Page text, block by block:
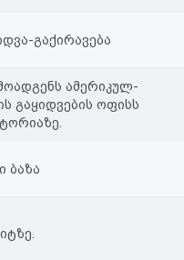
გაქირავება
ამერიკულ-
გაყიდვების ოფისს
ბაზა